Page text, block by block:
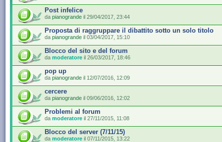
Post infelice
da pianogrande il 29/04/2017, 23:44
Proposta di raggruppare il dibattito sotto un solo titolo
da pianogrande il 03/04/2017, 15:10
Blocco del sito e del forum
da moderatore il 26/03/2017, 18:46
pop up
da pianogrande il 12/07/2016, 12:09
cercere
da pianogrande il 09/06/2016, 12:02
Problemi al forum
da moderatore il 27/11/2015, 11:08
Blocco del server (7/11/15)
da moderatore il 07/11/2015, 13:22